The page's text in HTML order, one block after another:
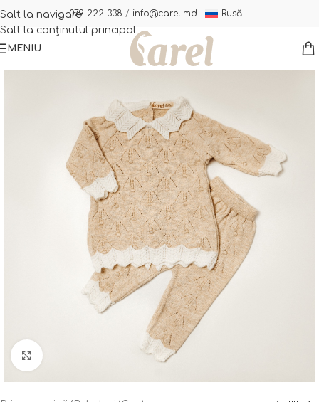
Salt la navigare
Salt la conținutul principal
079 222 338 / info@carel.md Rusă
MENIU